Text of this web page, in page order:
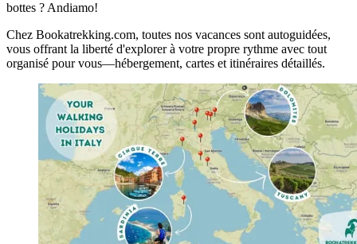
bottes ? Andiamo!
Chez Bookatrekking.com, toutes nos vacances sont autoguidées,
vous offrant la liberté d'explorer à votre propre rythme avec tout
organisé pour vous—hébergement, cartes et itinéraires détaillés.